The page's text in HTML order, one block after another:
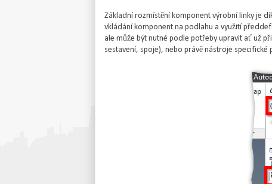
Základní rozmístění komponent výrobní linky je
vkládání komponent na podlahu a využití
ale může být nutné podle potřeby upravit ať už
sestavení, spoje), nebo právě nástroje specifické